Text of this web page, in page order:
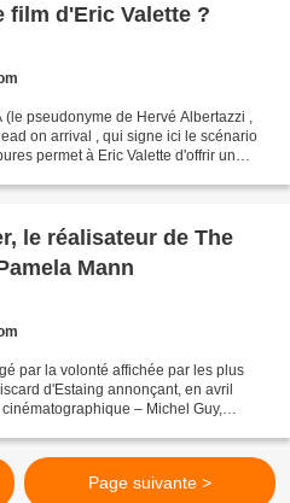
film d'Eric Valette ?
pseudonyme de Hervé Albertazzi ,
on arrival , qui signe ici le scénario
permet à Eric Valette d'offrir un
le réalisateur de The
Mann
par la volonté affichée par les plus
d'Estaing annonçant, en avril
– Michel Guy,
Page suivante >